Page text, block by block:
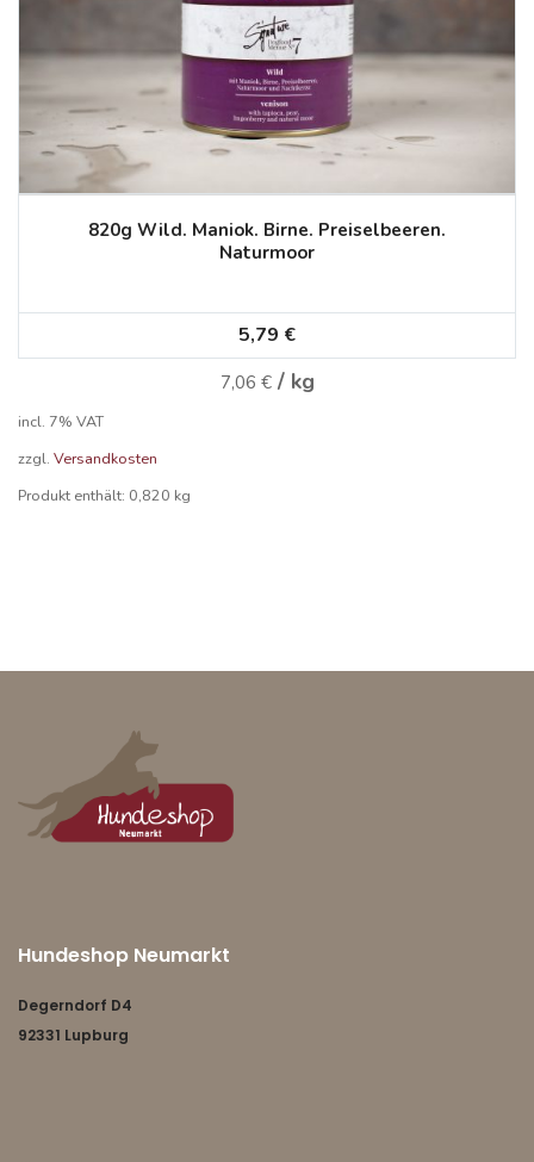
820g Wild. Maniok. Birne. Preiselbeeren.
Naturmoor
5,79 €
7,06 €/ kg
incl. 7% VAT
zzgl. Versandkosten
Produkt enthält: 0,820 kg
Hundeshop Neumarkt
Degerndorf D4
92331 Lupburg